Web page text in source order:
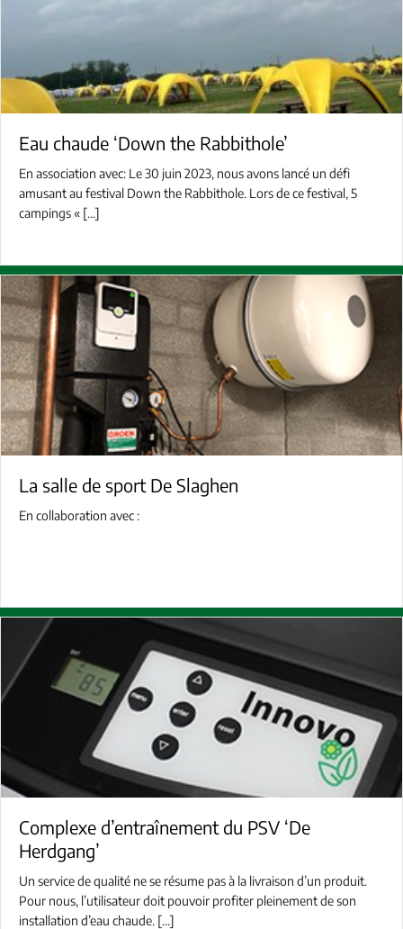
Eau chaude ‘Down the Rabbithole’
En association avec: Le 30 juin 2023, nous avons lancé un défi
amusant au festival Down the Rabbithole. Lors de ce festival, 5
campings « […]
La salle de sport De Slaghen
En collaboration avec :
Complexe d’entraînement du PSV ‘De
Herdgang’
Un service de qualité ne se résume pas à la livraison d’un produit.
Pour nous, l’utilisateur doit pouvoir profiter pleinement de son
installation d’eau chaude. […]